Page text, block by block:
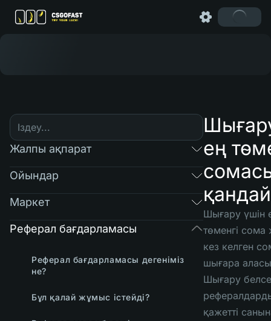
Жалпы ақпарат
Ойындар
Маркет
Реферал бағдарламасы
Реферал бағдарламасы дегеніміз
не?
Бұл қалай жұмыс істейді?
ең
Шығару үшін
төменгі
кез келген
шығара
Шығару
қажетті